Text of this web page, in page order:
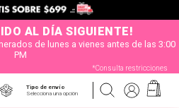
AL DÍA SIGUIENTE!
de lunes a vienes antes de las 3:00
PM
*Consulta restricciones
Tipo de envío
Selecciona una opción